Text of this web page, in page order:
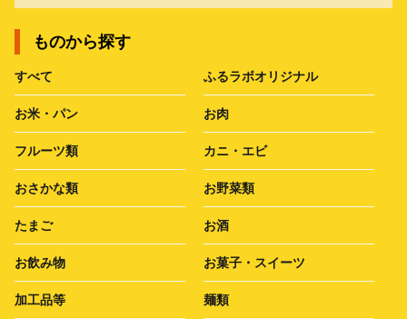
ものから探す
すべて ふるラボオリジナル
お米・パン お肉
フルーツ類 カニ・エビ
おさかな類 お野菜類
たまご お酒
お飲み物 お菓子・スイーツ
加工品等 麺類